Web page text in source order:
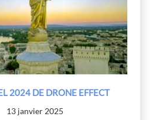
2024 DE DRONE EFFECT
13 janvier 2025